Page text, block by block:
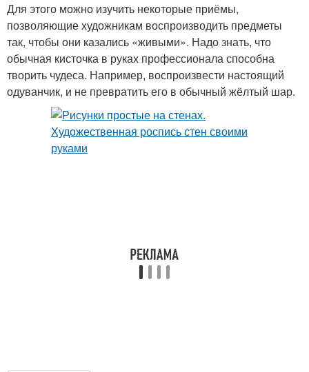
Для этого можно изучить некоторые приёмы,
позволяющие художникам воспроизводить предметы
так, чтобы они казались «живыми». Надо знать, что
обычная кисточка в руках профессионала способна
творить чудеса. Например, воспроизвести настоящий
одуванчик, и не превратить его в обычный жёлтый шар.